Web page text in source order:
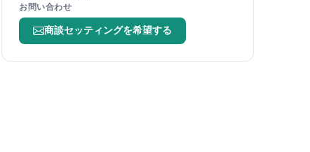
お問い合わせ
商談セッティングを希望する